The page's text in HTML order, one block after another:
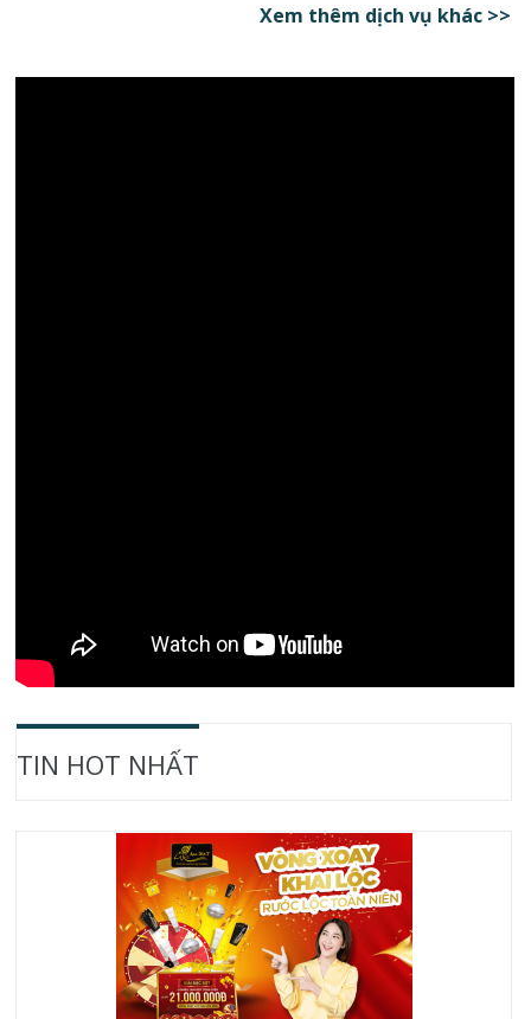
Xem thêm dịch vụ khác >>
TIN HOT NHẤT